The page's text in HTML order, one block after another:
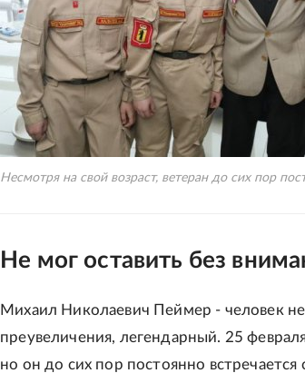
Несмотря на свой возраст, ветеран до сих пор
Не мог оставить без
Михаил Николаевич Пеймер - человек
преувеличения, легендарный. 25
но он до сих пор постоянно